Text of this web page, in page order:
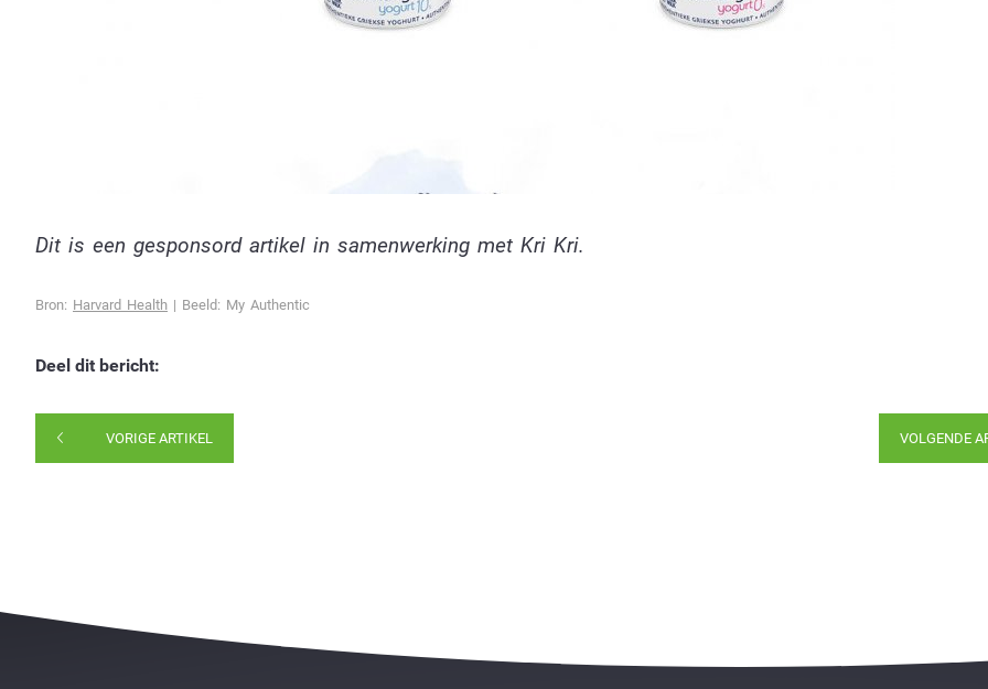
Dit is een gesponsord artikel in samenwerking met Kri Kri.
Bron: Harvard Health | Beeld: My Authentic
Deel dit bericht:
VORIGE ARTIKEL VOLGENDE